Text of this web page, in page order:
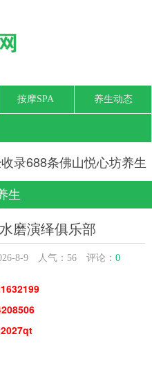
按摩SPA 养生动态
录688条佛山悦心坊养生
息
生
磨演绎俱乐部
8-9 人气： 56 评论： 0